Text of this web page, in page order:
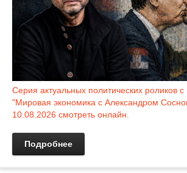
Серия актуальных политических роликов
"Мировая экономика с Александром
10.08.2026 смотреть онлайн.
Подробнее